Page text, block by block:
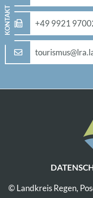
KON­TAKT +49 9921
© Land­kreis Re­gen,